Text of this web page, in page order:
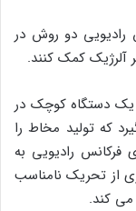
رادیویی دو روش در
آلرژیک کمک کنند.
یک دستگاه کوچک در
که تولید مخاط را
فرکانس رادیویی به
از تحریک نامناسب
کند.